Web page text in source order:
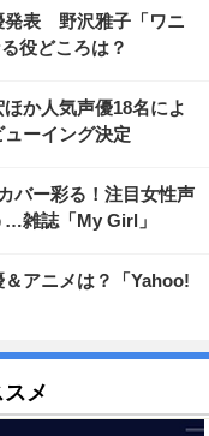
発表 野沢雅子「ワニ
役どころは？
か人気声優18名によ
ーイング決定
バー彩る！注目女性声
…雑誌「My Girl」
アニメは？「Yahoo!
メ